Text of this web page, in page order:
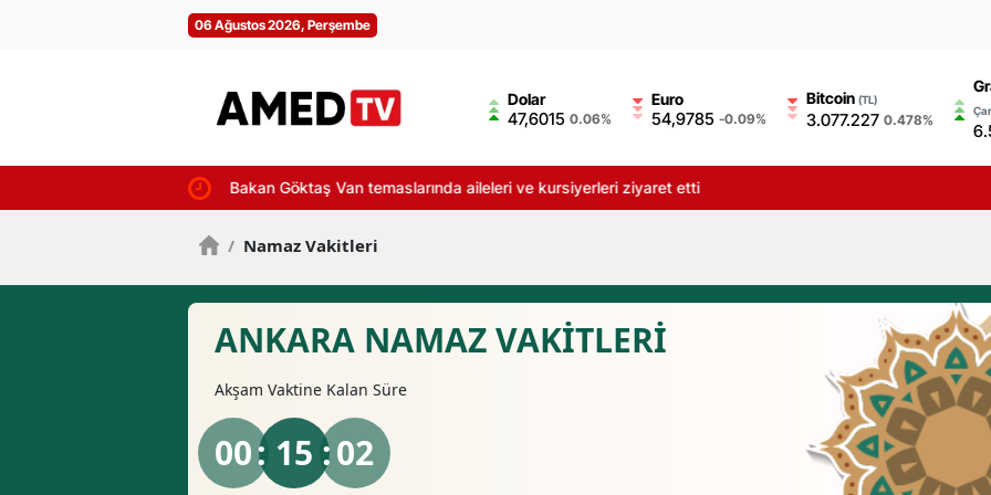
06 Ağustos 2026, Perşembe
Dolar
47,6015 0.06%
Euro
54,9785 -0.09%
Bitcoin(TL)
3.077.227 0.478%
Bakan Göktaş Van temaslarında aileleri ve kursiyerleri ziyaret etti
/ Namaz Vakitleri
ANKARA NAMAZ VAKİTLERİ
Akşam Vaktine Kalan Süre
00: 15 :01